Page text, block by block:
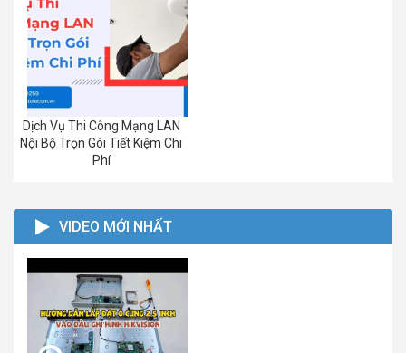
Dịch Vụ Thi Công Mạng LAN
Nội Bộ Trọn Gói Tiết Kiệm Chi
Phí
VIDEO MỚI NHẤT